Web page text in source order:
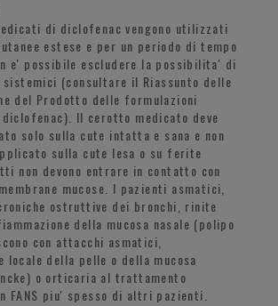
di diclofenac vengono utilizzati
estese e per un periodo di tempo
e' possibile escludere la possibilita' di
sistemici (consultare il Riassunto delle
del Prodotto delle formulazioni
Il cerotto medicato deve
solo sulla cute intatta e sana e non
sulla cute lesa o su ferite
non devono entrare in contatto con
mucose. I pazienti asmatici,
ostruttive dei bronchi, rinite
della mucosa nasale (polipo
con attacchi asmatici,
locale della pelle o della mucosa
o orticaria al trattamento
FANS piu' spesso di altri pazienti.